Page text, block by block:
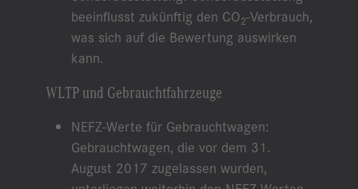
beeinflusst zukünftig den CO2-Verbrauch,
was sich auf die Bewertung auswirken
kann.
WLTP und Gebrauchtfahrzeuge
NEFZ-Werte für Gebrauchtwagen:
Gebrauchtwagen, die vor dem 31.
August 2017 zugelassen wurden,